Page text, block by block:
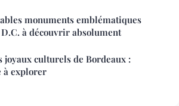
monuments emblématiques
à découvrir absolument
joyaux culturels de Bordeaux :
à explorer